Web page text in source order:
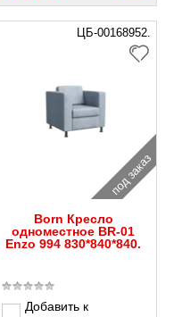
ЦБ-00168952.
под заказ
Born Кресло
одноместное BR-01
Enzo 994 830*840*840.
Добавить к